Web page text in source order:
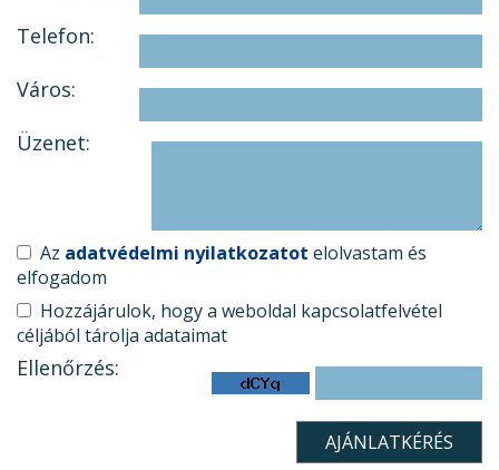
Telefon:
Város:
Üzenet:
Az adatvédelmi nyilatkozatot elolvastam és
elfogadom
Hozzájárulok, hogy a weboldal kapcsolatfelvétel
céljából tárolja adataimat
Ellenőrzés: